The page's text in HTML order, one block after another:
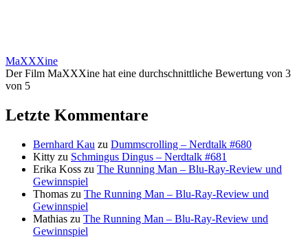
MaXXXine
Der Film MaXXXine hat eine durchschnittliche Bewertung von 3
von 5
Letzte Kommentare
Bernhard Kau zu Dummscrolling – Nerdtalk #680
Kitty zu Schmingus Dingus – Nerdtalk #681
Erika Koss zu The Running Man – Blu-Ray-Review und
Gewinnspiel
Thomas zu The Running Man – Blu-Ray-Review und
Gewinnspiel
Mathias zu The Running Man – Blu-Ray-Review und
Gewinnspiel